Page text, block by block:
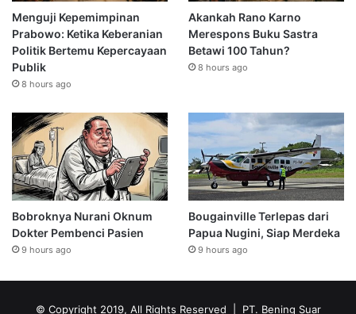
Menguji Kepemimpinan
Prabowo: Ketika Keberanian
Politik Bertemu Kepercayaan
Publik
8 hours ago
Akankah Rano Karno
Merespons Buku Sastra
Betawi 100 Tahun?
8 hours ago
Bobroknya Nurani Oknum
Dokter Pembenci Pasien
9 hours ago
Bougainville Terlepas dari
Papua Nugini, Siap Merdeka
9 hours ago
© Copyright 2019, All Rights Reserved | PT. Bening Suar